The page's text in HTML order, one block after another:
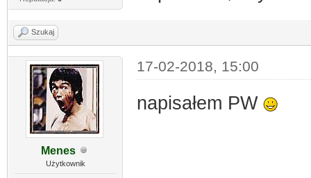
Szukaj
Menes
Użytkownik
17-02-2018, 15:00
napisałem PW